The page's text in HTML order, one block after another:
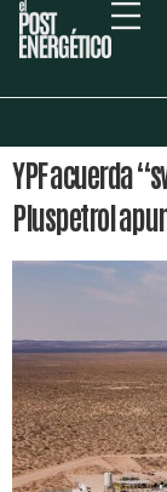
YPF acuerda
Pluspetrol